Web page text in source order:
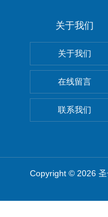
关于我们
关于我们
在线留言
联系我们
Copyright © 2026